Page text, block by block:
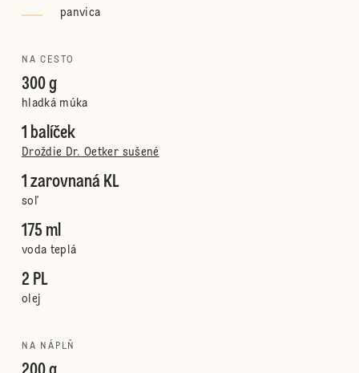
panvica
NA CESTO
300 g
hladká múka
1 balíček
Droždie Dr. Oetker sušené
1 zarovnaná KL
soľ
175 ml
voda teplá
2 PL
olej
NA NÁPLŇ